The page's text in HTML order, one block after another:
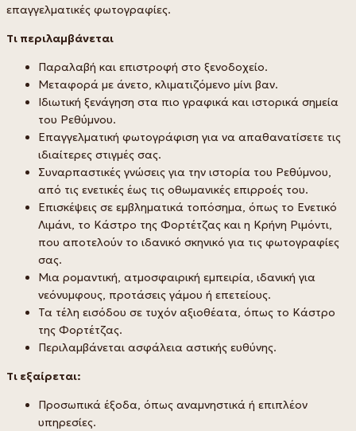
επαγγελματικές φωτογραφίες.
Τι περιλαμβάνεται
Παραλαβή και επιστροφή στο ξενοδοχείο.
Μεταφορά με άνετο, κλιματιζόμενο μίνι βαν.
Ιδιωτική ξενάγηση στα πιο γραφικά και ιστορικά σημεία
του Ρεθύμνου.
Επαγγελματική φωτογράφιση για να απαθανατίσετε τις
ιδιαίτερες στιγμές σας.
Συναρπαστικές γνώσεις για την ιστορία του Ρεθύμνου,
από τις ενετικές έως τις οθωμανικές επιρροές του.
Επισκέψεις σε εμβληματικά τοπόσημα, όπως το Ενετικό
Λιμάνι, το Κάστρο της Φορτέτζας και η Κρήνη Ριμόντι,
που αποτελούν το ιδανικό σκηνικό για τις φωτογραφίες
σας.
Μια ρομαντική, ατμοσφαιρική εμπειρία, ιδανική για
νεόνυμφους, προτάσεις γάμου ή επετείους.
Τα τέλη εισόδου σε τυχόν αξιοθέατα, όπως το Κάστρο
της Φορτέτζας.
Περιλαμβάνεται ασφάλεια αστικής ευθύνης.
Τι εξαίρεται:
Προσωπικά έξοδα, όπως αναμνηστικά ή επιπλέον
υπηρεσίες.